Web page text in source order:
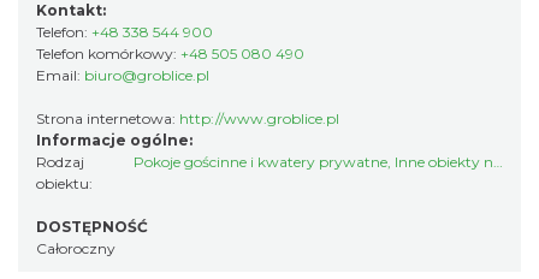
Kontakt:
Telefon: +48 338 544 900
Telefon komórkowy: +48 505 080 490
Email: biuro@groblice.pl
Strona internetowa: http://www.groblice.pl
Informacje ogólne:
Rodzaj
obiektu:
Pokoje gościnne i kwatery prywatne, Inne obiekty noclegowe
DOSTĘPNOŚĆ
Całoroczny